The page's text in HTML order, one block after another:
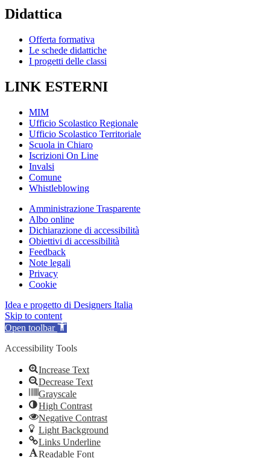
Didattica
Offerta formativa
Le schede didattiche
I progetti delle classi
LINK ESTERNI
MIM
Ufficio Scolastico Regionale
Ufficio Scolastico Territoriale
Scuola in Chiaro
Iscrizioni On Line
Invalsi
Comune
Whistleblowing
Amministrazione Trasparente
Albo online
Dichiarazione di accessibilità
Obiettivi di accessibilità
Feedback
Note legali
Privacy
Cookie
Idea e progetto di Designers Italia
Skip to content
Open toolbar
Accessibility Tools
Increase Text
Decrease Text
Grayscale
High Contrast
Negative Contrast
Light Background
Links Underline
Readable Font